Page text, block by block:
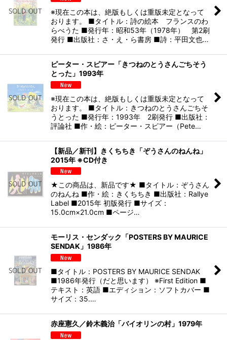
※現在この本は、絶版もしくは重版未定となって
おります。 ■タイトル：詩の絵本 フランスのわ
らべうた ■発行年：昭和53年（1978年） 第2刷
発行 ■出版社：さ・え・ら書房 ■詩：平田文也…
ピーター・スピアー「きつねのとうさんごちそう
とった」1993年
※現在この本は、絶版もしくは重版未定となって
おります。 ■タイトル：きつねのとうさんごちそ
うとった ■発行年：1993年 2刷発行 ■出版社：
評論社 ■作・絵：ピーター・スピアー（Pete…
【新品／新刊】きくちちき「ぞうさんのねんね」
2015年 ※CD付き
★この商品は、新品です★ ■タイトル：ぞうさん
のねんね ■作・絵：きくちちき ■出版社：Rallye
Label ■2015年 初版発行 ■サイズ：
15.0cm×21.0cm ■ページ…
モーリス・センダック「POSTERS BY MAURICE
SENDAK」1986年
■タイトル：POSTERS BY MAURICE SENDAK
■1986年発行（だと思います） ※First Edition ■
テキスト：英語 ■エディション：ソフトカバー ■
サイズ：35.…
赤座憲久／鈴木義治「バイオリンの村」1979年